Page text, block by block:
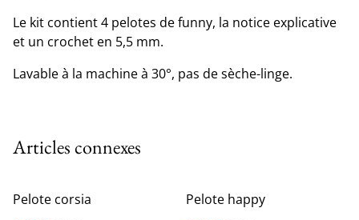
Le kit contient 4 pelotes de funny, la notice explicative
et un crochet en 5,5 mm.
Lavable à la machine à 30°, pas de sèche-linge.
Articles connexes
%
Pelote corsia
%
Pelote happy